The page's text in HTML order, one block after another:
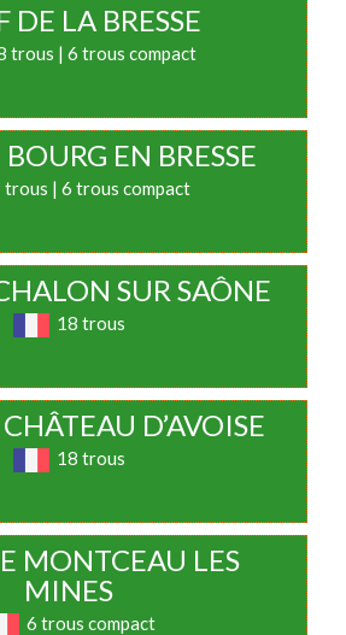
DE LA BRESSE
trous | 6 trous compact
EN BRESSE
trous | 6 trous compact
SUR SAÔNE
18 trous
D’AVOISE
18 trous
MONTCEAU LES
MINES
6 trous compact